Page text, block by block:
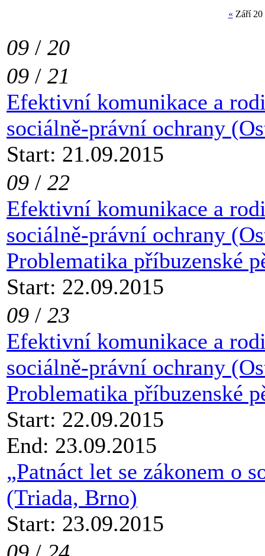
« Září
09 / 20
09 / 21
Efektivní komunikace a
sociálně-právní ochrany
Start: 21.09.2015
09 / 22
Efektivní komunikace a
sociálně-právní ochrany
Problematika příbuzenské
Start: 22.09.2015
09 / 23
Efektivní komunikace a
sociálně-právní ochrany
Problematika příbuzenské
Start: 22.09.2015
End: 23.09.2015
„Patnáct let se zákonem o
(Triada, Brno)
Start: 23.09.2015